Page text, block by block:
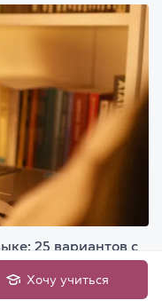
25 вариантов с
Хочу учиться